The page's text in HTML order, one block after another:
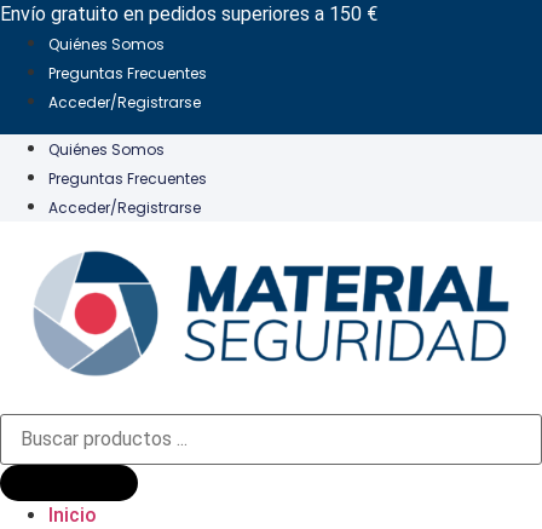
Ir
contenido
Envío gratuito en pedidos superiores a 150 €
Quiénes Somos
Preguntas Frecuentes
Acceder/Registrarse
Quiénes Somos
Preguntas Frecuentes
Acceder/Registrarse
Búsqueda
productos
Inicio